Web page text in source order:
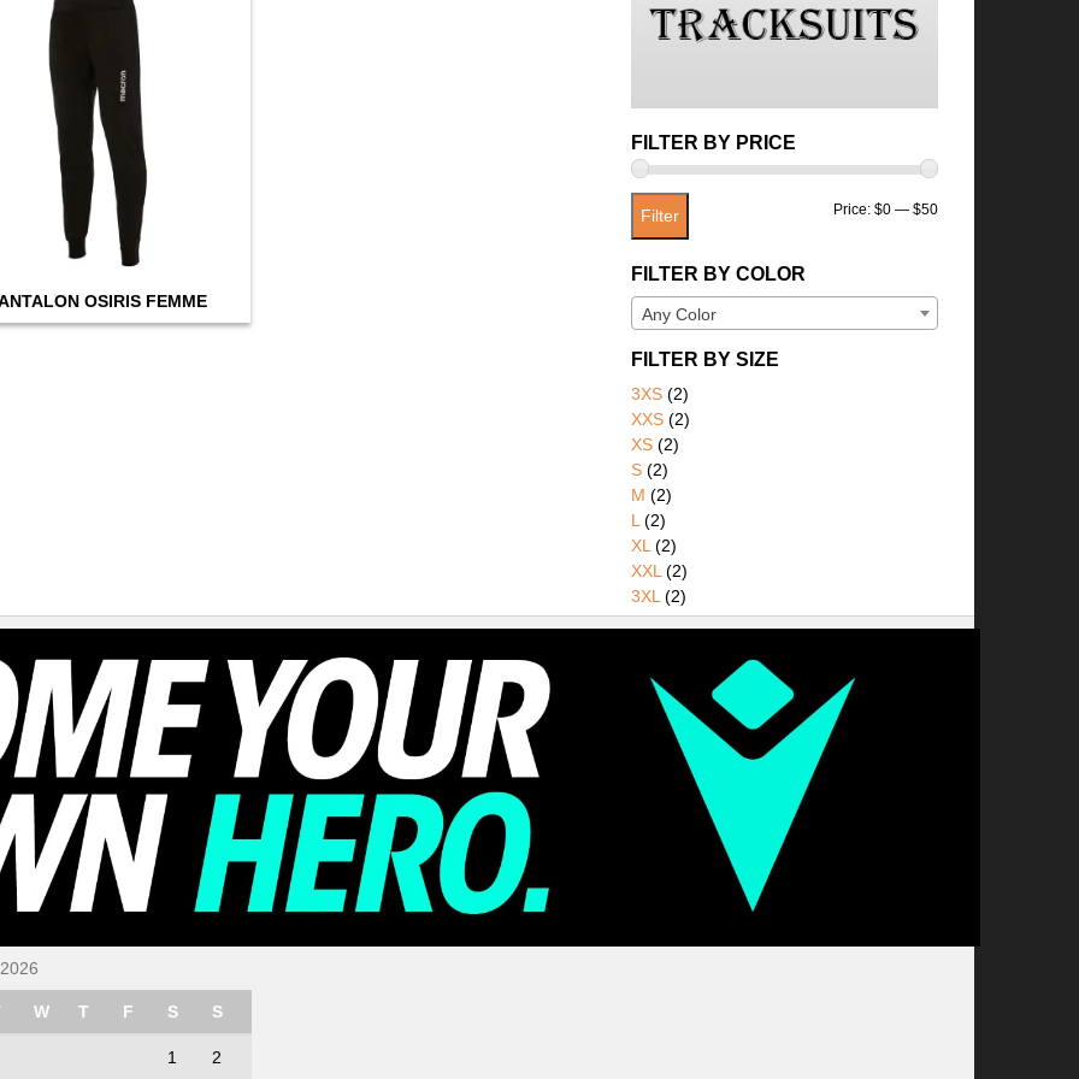
OSIRIS FEMME
FILTER BY PRICE
Min
Max
Filter Price: $0 — $50
FILTER BY COLOR
Any Color
FILTER BY SIZE
3XS (2)
XXS (2)
XS (2)
S (2)
M (2)
L (2)
XL (2)
XXL (2)
3XL (2)
W T F S S
1 2